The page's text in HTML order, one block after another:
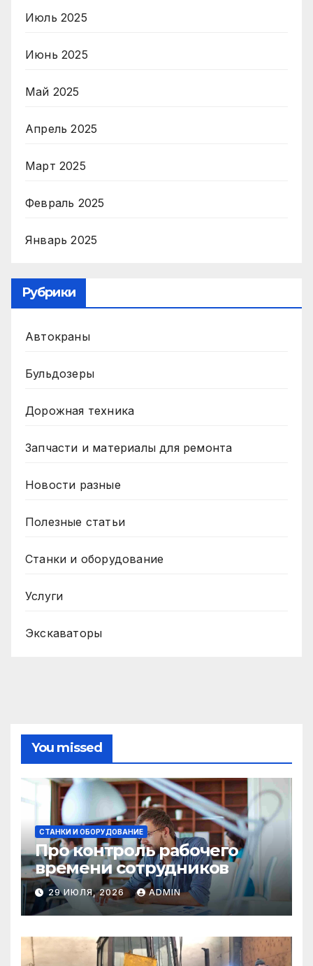
Июль 2025
Июнь 2025
Май 2025
Апрель 2025
Март 2025
Февраль 2025
Январь 2025
Рубрики
Автокраны
Бульдозеры
Дорожная техника
Запчасти и материалы для ремонта
Новости разные
Полезные статьи
Станки и оборудование
Услуги
Экскаваторы
You missed
СТАНКИ И ОБОРУДОВАНИЕ
Про контроль рабочего
времени сотрудников
29 ИЮЛЯ, 2026 ADMIN